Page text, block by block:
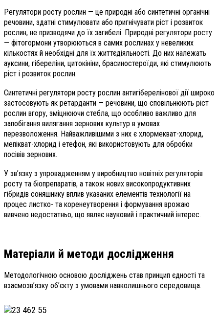
Регулятори росту рослин — це природні або синтетичні органічні
речовини, здатні стимулювати або пригнічувати ріст і розвиток
рослин, не призводячи до їх загибелі. Природні регулятори росту
— фітогормони утворюються в самих рослинах у невеликих
кількостях й необхідні для їх життєдіяльності. До них належать
ауксини, гібереліни, цитокініни, брасиностероїди, які стимулюють
ріст і розвиток рослин.
Синтетичні регулятори росту рослин антигіберелінової дії широко
застосовують як ретарданти — речовини, що сповільнюють ріст
рослин вгору, зміцнюючи стебла, що особливо важливо для
запобігання вилягання зернових культур в умовах
перезволоження. Найважливішими з них є хлормекват-хлорид,
мепікват-хлорид і етефон, які використовують для обробки
посівів зернових.
У зв’язку з упровадженням у виробництво новітніх регуляторів
росту та біопрепаратів, а також нових високопродуктивних
гібридів соняшнику вплив указаних елементів технології на
процес листко- та коренеутворення і формування врожаю
вивчено недостатньо, що являє науковий і практичний інтерес.
Матеріали й методи дослідження
Методологічною основою досліджень став принцип єдності та
взаємозв’язку об’єкту з умовами навколишнього середовища.